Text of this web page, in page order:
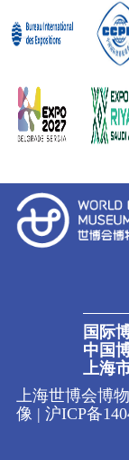
国际
中国
上海
上海世博会博
像 | 沪ICP备